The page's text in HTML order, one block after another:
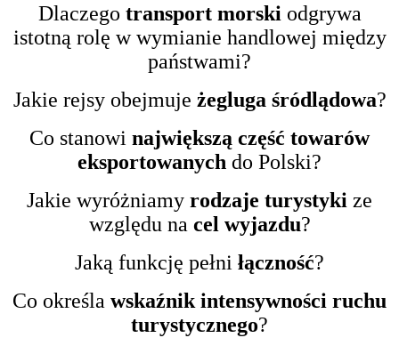
Dlaczego transport morski odgrywa
istotną rolę w wymianie handlowej między
państwami?
Jakie rejsy obejmuje żegluga śródlądowa?
Co stanowi największą część towarów
eksportowanych do Polski?
Jakie wyróżniamy rodzaje turystyki ze
względu na cel wyjazdu?
Jaką funkcję pełni łączność?
Co określa wskaźnik intensywności ruchu
turystycznego?